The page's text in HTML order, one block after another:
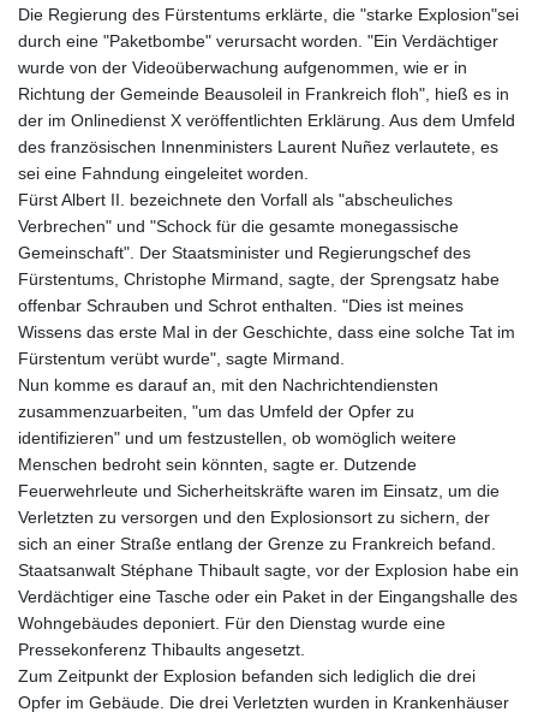
Die Regierung des Fürstentums erklärte, die "starke Explosion"sei
durch eine "Paketbombe" verursacht worden. "Ein Verdächtiger
wurde von der Videoüberwachung aufgenommen, wie er in
Richtung der Gemeinde Beausoleil in Frankreich floh", hieß es in
der im Onlinedienst X veröffentlichten Erklärung. Aus dem Umfeld
des französischen Innenministers Laurent Nuñez verlautete, es
sei eine Fahndung eingeleitet worden.
Fürst Albert II. bezeichnete den Vorfall als "abscheuliches
Verbrechen" und "Schock für die gesamte monegassische
Gemeinschaft". Der Staatsminister und Regierungschef des
Fürstentums, Christophe Mirmand, sagte, der Sprengsatz habe
offenbar Schrauben und Schrot enthalten. "Dies ist meines
Wissens das erste Mal in der Geschichte, dass eine solche Tat im
Fürstentum verübt wurde", sagte Mirmand.
Nun komme es darauf an, mit den Nachrichtendiensten
zusammenzuarbeiten, "um das Umfeld der Opfer zu
identifizieren" und um festzustellen, ob womöglich weitere
Menschen bedroht sein könnten, sagte er. Dutzende
Feuerwehrleute und Sicherheitskräfte waren im Einsatz, um die
Verletzten zu versorgen und den Explosionsort zu sichern, der
sich an einer Straße entlang der Grenze zu Frankreich befand.
Staatsanwalt Stéphane Thibault sagte, vor der Explosion habe ein
Verdächtiger eine Tasche oder ein Paket in der Eingangshalle des
Wohngebäudes deponiert. Für den Dienstag wurde eine
Pressekonferenz Thibaults angesetzt.
Zum Zeitpunkt der Explosion befanden sich lediglich die drei
Opfer im Gebäude. Die drei Verletzten wurden in Krankenhäuser